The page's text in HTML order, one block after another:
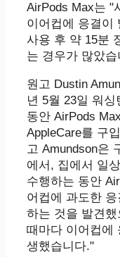
AirPods Max는 "
이어컵에 응결이
사용 후 약 15분
는 경우가 많았
원고 Dustin
년 5월 23일 워
동안 AirPods
AppleCare를 구
고 Amundson은
에서, 집에서 일
수행하는 동안
어컵에 과도한
하는 것을 발견
때마다 이어컵에
생했습니다."